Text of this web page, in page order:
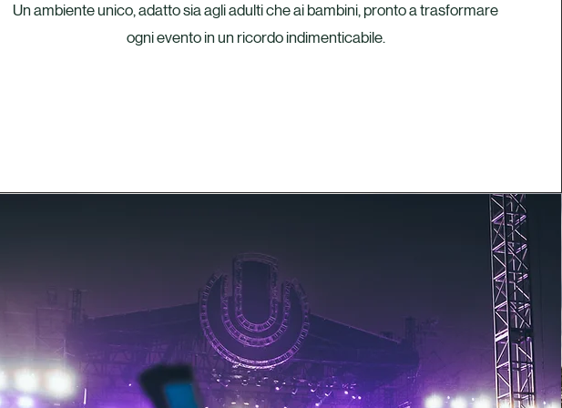
Un ambiente unico, adatto sia agli adulti che ai bambini, pronto a trasformare
ogni evento in un ricordo indimenticabile.